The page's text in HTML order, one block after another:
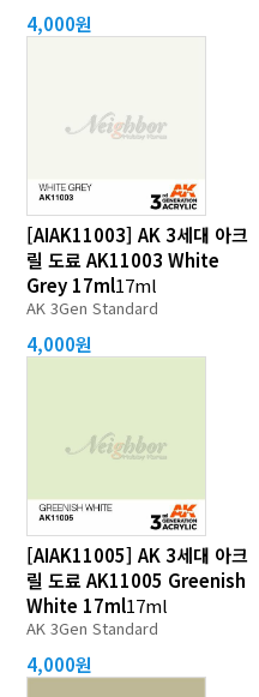
4,000원
[AIAK11003] AK 3세대 아크
릴 도료 AK11003 White
Grey 17ml17ml
AK 3Gen Standard
4,000원
[AIAK11005] AK 3세대 아크
릴 도료 AK11005 Greenish
White 17ml17ml
AK 3Gen Standard
4,000원